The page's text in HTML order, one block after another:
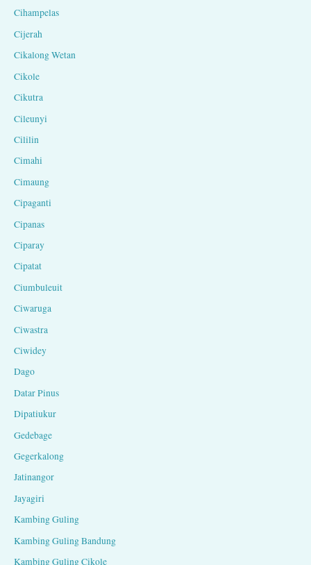
Cihampelas
Cijerah
Cikalong Wetan
Cikole
Cikutra
Cileunyi
Cililin
Cimahi
Cimaung
Cipaganti
Cipanas
Ciparay
Cipatat
Ciumbuleuit
Ciwaruga
Ciwastra
Ciwidey
Dago
Datar Pinus
Dipatiukur
Gedebage
Gegerkalong
Jatinangor
Jayagiri
Kambing Guling
Kambing Guling Bandung
Kambing Guling Cikole